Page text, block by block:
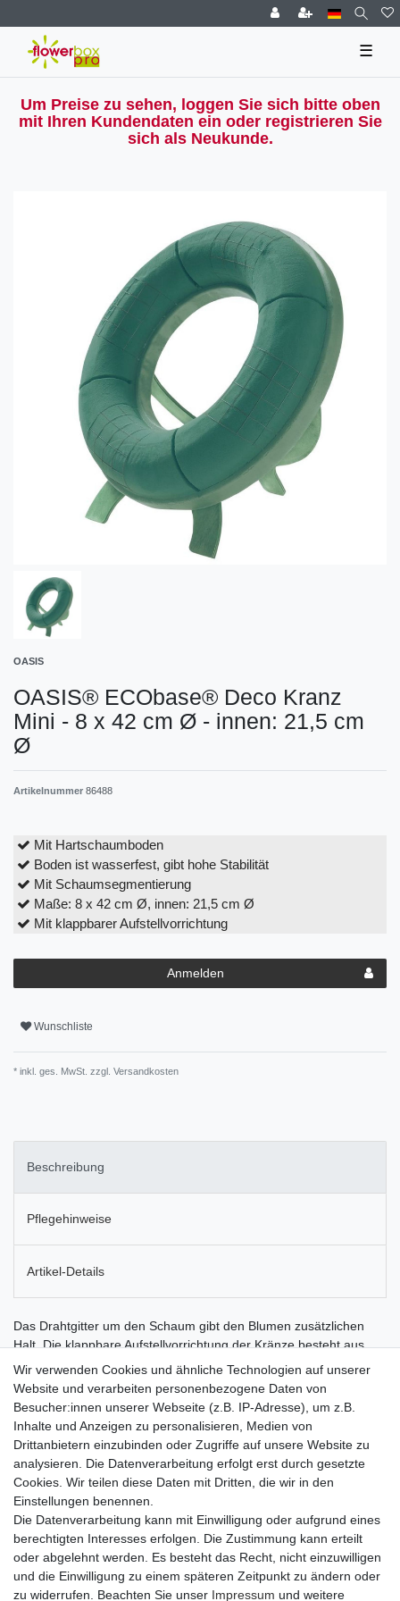
☰
Um Preise zu sehen, loggen Sie sich bitte oben
mit Ihren Kundendaten ein oder registrieren Sie
sich als Neukunde.
OASIS
OASIS® ECObase® Deco Kranz
Mini - 8 x 42 cm Ø - innen: 21,5 cm
Ø
Artikelnummer 86488
Mit Hartschaumboden
Boden ist wasserfest, gibt hohe Stabilität
Mit Schaumsegmentierung
Maße: 8 x 42 cm Ø, innen: 21,5 cm Ø
Mit klappbarer Aufstellvorrichtung
Anmelden
Wunschliste
* inkl. ges. MwSt. zzgl. Versandkosten
Beschreibung
Pflegehinweise
Artikel-Details
Das Drahtgitter um den Schaum gibt den Blumen zusätzlichen
Halt. Die klappbare Aufstellvorrichtung der Kränze besteht aus
stabilem Holz und ist mit der Produktbasis fest verbunden. Die
Vorrichtung lässt sich leicht auseinander- und wieder
zusammenklappen. Zum Aufstellen des Kranzes wird sie
ausgeklappt, für den liegenden Transport zusammengeklappt Die
Kränze verfügen außerdem über Schnittlinien, schmale
Aussparungen im Schaum, die die Wassersäule unterbrechen. So
wird die Drainage minimiert und das Trockenfallen oberer
Produktsegmente verhindert. TIPP: Der Kranz sollte nach dem
Bestecken für eine gewisse Zeit aufrecht hingestellt werden,
damit das durch die Blumenstiele verdrängte Wasser ablaufen
kann.
Wir verwenden Cookies und ähnliche Technologien auf unserer
Website und verarbeiten personenbezogene Daten von
Besucher:innen unserer Webseite (z.B. IP-Adresse), um z.B.
Inhalte und Anzeigen zu personalisieren, Medien von
Drittanbietern einzubinden oder Zugriffe auf unsere Website zu
analysieren. Die Datenverarbeitung erfolgt erst durch gesetzte
Cookies. Wir teilen diese Daten mit Dritten, die wir in den
Einstellungen benennen.
Die Datenverarbeitung kann mit Einwilligung oder aufgrund eines
berechtigten Interesses erfolgen. Die Zustimmung kann erteilt
oder abgelehnt werden. Es besteht das Recht, nicht einzuwilligen
und die Einwilligung zu einem späteren Zeitpunkt zu ändern oder
zu widerrufen. Beachten Sie unser Impressum und weitere